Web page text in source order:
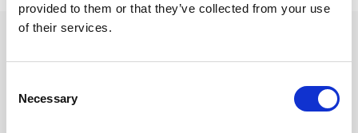
provided to them or that they’ve collected from your use
of their services.
Selection
Necessary